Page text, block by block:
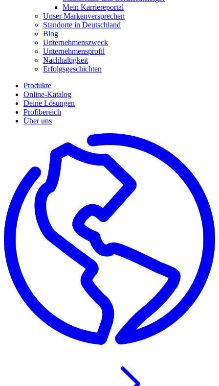
Mein Karriereportal
Unser Markenversprechen
Standorte in Deutschland
Blog
Unternehmenszweck
Unternehmensprofil
Nachhaltigkeit
Erfolgsgeschichten
Produkte
Online-Katalog
Deine Lösungen
Profibereich
Über uns